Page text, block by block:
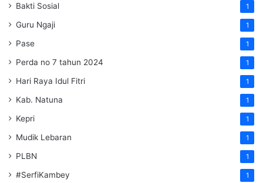
Bakti Sosial 1
Guru Ngaji 1
Pase 1
Perda no 7 tahun 2024 1
Hari Raya Idul Fitri 1
Kab. Natuna 1
Kepri 1
Mudik Lebaran 1
PLBN 1
#SerfiKambey 1